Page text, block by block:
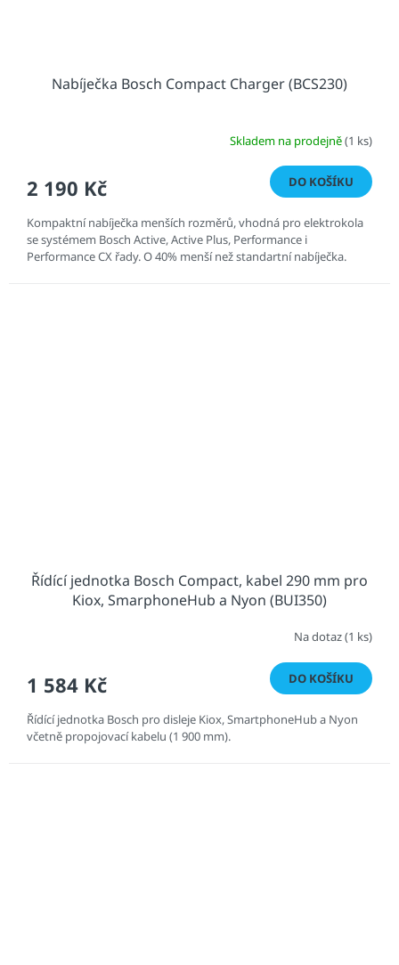
Nabíječka Bosch Compact Charger (BCS230)
Skladem na prodejně(1 ks)
2 190 Kč DO KOŠÍKU
Kompaktní nabíječka menších rozměrů, vhodná pro elektrokola
se systémem Bosch Active, Active Plus, Performance i
Performance CX řady. O 40% menší než standartní nabíječka.
Řídící jednotka Bosch Compact, kabel 290 mm pro
Kiox, SmarphoneHub a Nyon (BUI350)
Na dotaz(1 ks)
1 584 Kč DO KOŠÍKU
Řídící jednotka Bosch pro disleje Kiox, SmartphoneHub a Nyon
včetně propojovací kabelu (1 900 mm).